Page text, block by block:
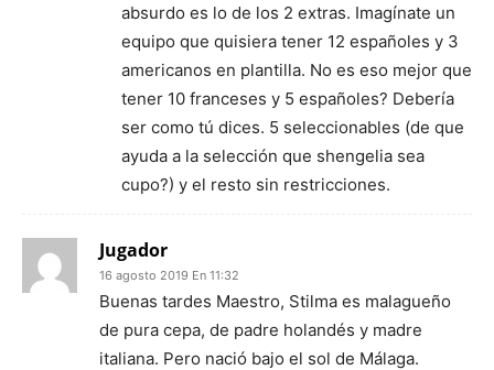
absurdo es lo de los 2 extras. Imagínate un
equipo que quisiera tener 12 españoles y 3
americanos en plantilla. No es eso mejor que
tener 10 franceses y 5 españoles? Debería
ser como tú dices. 5 seleccionables (de que
ayuda a la selección que shengelia sea
cupo?) y el resto sin restricciones.
Jugador
16 agosto 2019 En 11:32
Buenas tardes Maestro, Stilma es malagueño
de pura cepa, de padre holandés y madre
italiana. Pero nació bajo el sol de Málaga.